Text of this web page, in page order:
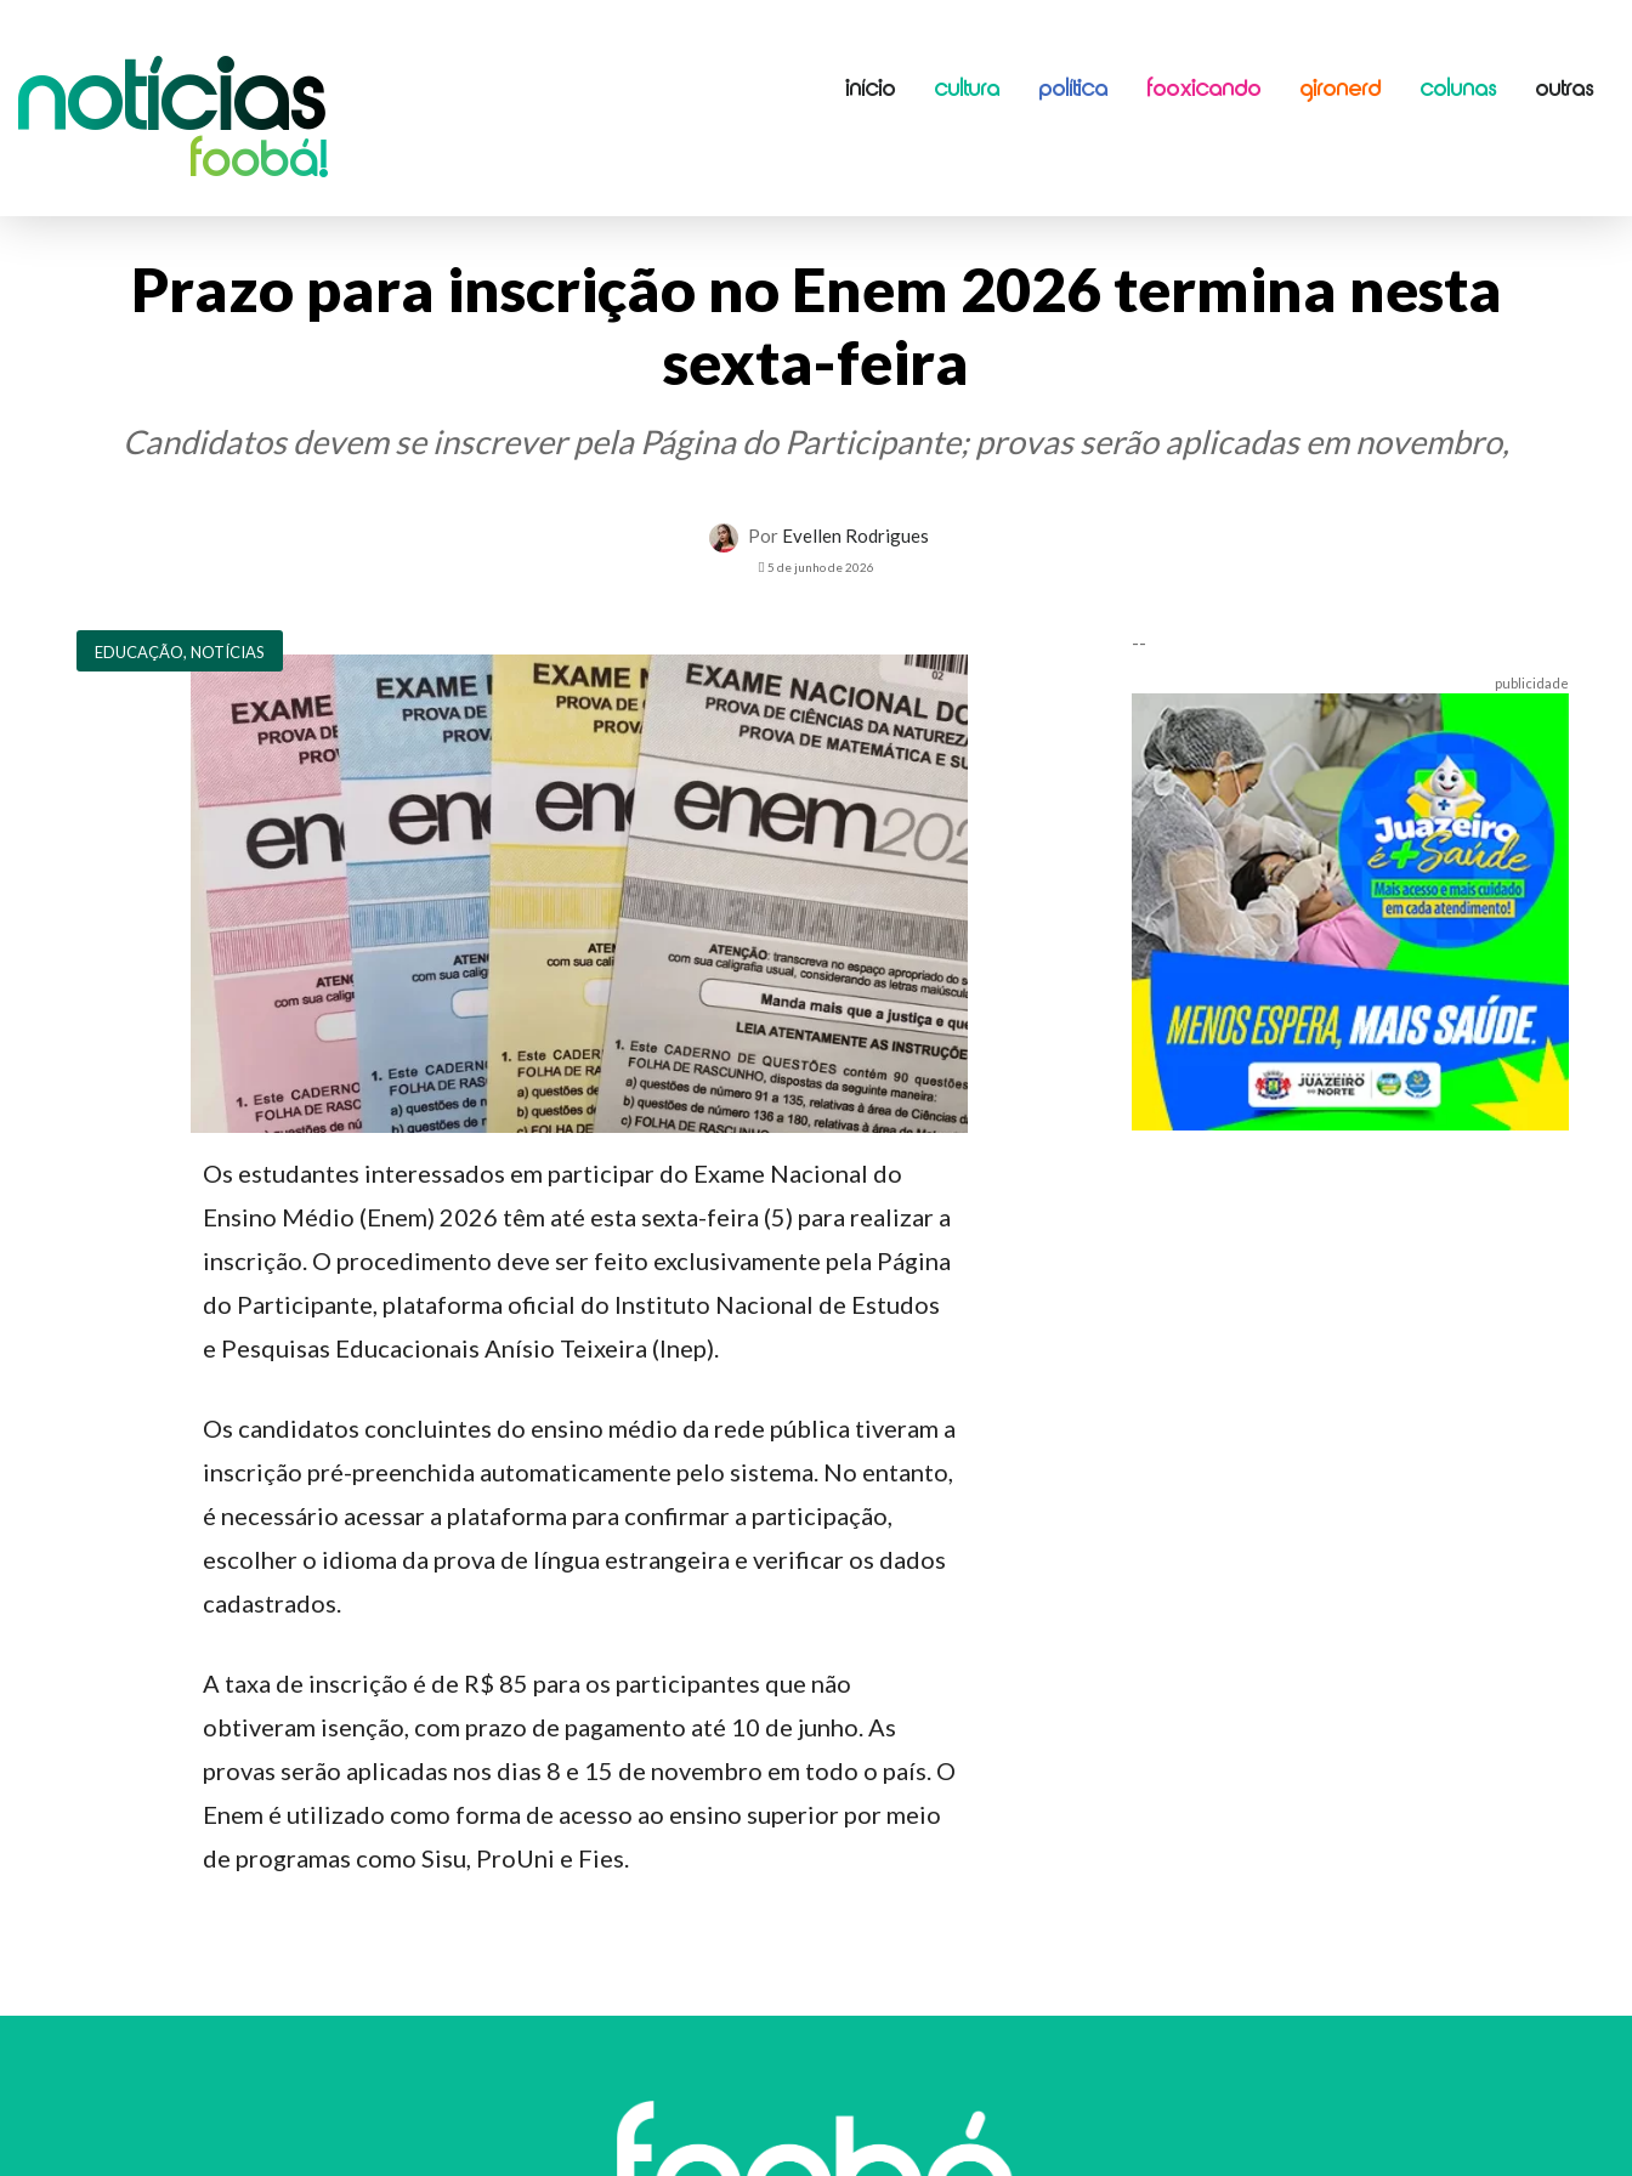
Notícias
foobá!
INÍCIO CULTURA POLÍTICA FOOXICANDO GIRONERD COLUNAS OUTRAS
Prazo para inscrição no Enem 2026 termina nesta
sexta-feira
Candidatos devem se inscrever pela Página do Participante; provas serão aplicadas em novembro,
Por Evellen Rodrigues
5 de junho de 2026
EDUCAÇÃO, NOTÍCIAS
Os estudantes interessados em participar do Exame Nacional do
Ensino Médio (Enem) 2026 têm até esta sexta-feira (5) para realizar a
inscrição. O procedimento deve ser feito exclusivamente pela Página
do Participante, plataforma oficial do Instituto Nacional de Estudos
e Pesquisas Educacionais Anísio Teixeira (Inep).
Os candidatos concluintes do ensino médio da rede pública tiveram a
inscrição pré-preenchida automaticamente pelo sistema. No entanto,
é necessário acessar a plataforma para confirmar a participação,
escolher o idioma da prova de língua estrangeira e verificar os dados
cadastrados.
A taxa de inscrição é de R$ 85 para os participantes que não
obtiveram isenção, com prazo de pagamento até 10 de junho. As
provas serão aplicadas nos dias 8 e 15 de novembro em todo o país. O
Enem é utilizado como forma de acesso ao ensino superior por meio
de programas como Sisu, ProUni e Fies.
--
publicidade